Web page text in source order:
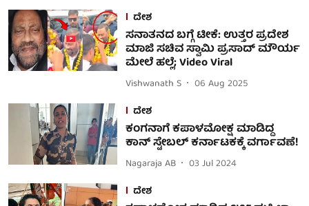
ದೇಶ
ಸನಾತನದ ಬಗ್ಗೆ ಟೀಕೆ: ಉತ್ತರ ಪ್ರದೇಶ
ಮಾಜಿ ಸಚಿವ ಸ್ವಾಮಿ ಪ್ರಸಾದ್ ಮೌರ್ಯ
ಮೇಲೆ ಹಲ್ಲೆ; Video Viral
Vishwanath S
06 Aug 2025
ದೇಶ
ಕಂಗನಾಗೆ ಕಪಾಳಮೋಕ್ಷ ಮಾಡಿದ್ದ
ಕಾನ್ ಸ್ಟೇಬಲ್ ಕರ್ನಾಟಕಕ್ಕೆ ವರ್ಗಾವಣೆ!
Nagaraja AB
03 Jul 2024
ದೇಶ